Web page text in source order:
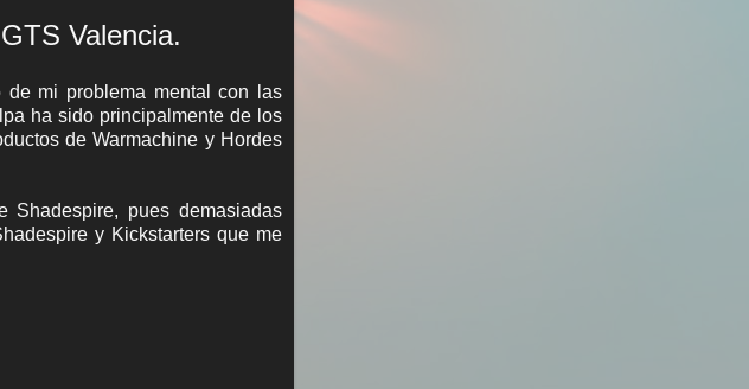
Valencia.
de mi problema mental con las
ha sido principalmente de los
de Warmachine y Hordes
pues demasiadas
y Kickstarters que me